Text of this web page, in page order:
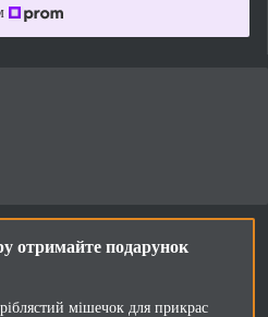
отримайте подарунок
мішечок для прикрас